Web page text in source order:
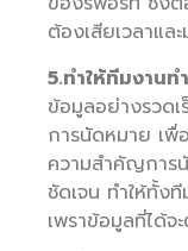
ต้องเสียเวลาแ
5.ทำให้ทีมงาน
ข้อมูลอย่างรวดเ
การนัดหมาย เ
ความสำคัญการ
ชัดเจน ทำให้ทั้ง
เพราข้อมูลที่ได้